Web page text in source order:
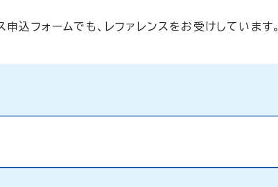
込フォームでも、レファレンスをお受けしています。